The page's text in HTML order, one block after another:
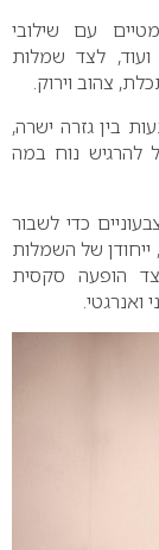
עם שילובי
ועוד, לצד שמלות
צהוב וירוק.
בין גזרה ישרה,
להרגיש נוח במה
כדי לשבור
של השמלות
הופעה סקסית
ואנרגטי.